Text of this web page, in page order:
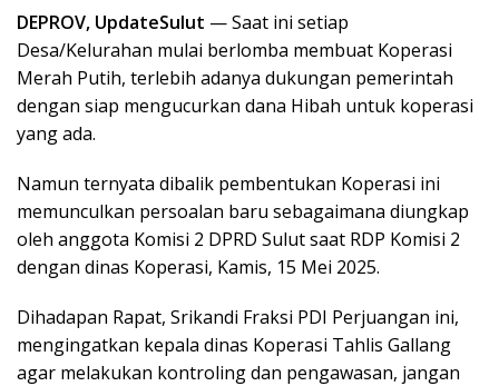
DEPROV, UpdateSulut — Saat ini setiap
Desa/Kelurahan mulai berlomba membuat Koperasi
Merah Putih, terlebih adanya dukungan pemerintah
dengan siap mengucurkan dana Hibah untuk koperasi
yang ada.
Namun ternyata dibalik pembentukan Koperasi ini
memunculkan persoalan baru sebagaimana diungkap
oleh anggota Komisi 2 DPRD Sulut saat RDP Komisi 2
dengan dinas Koperasi, Kamis, 15 Mei 2025.
Dihadapan Rapat, Srikandi Fraksi PDI Perjuangan ini,
mengingatkan kepala dinas Koperasi Tahlis Gallang
agar melakukan kontroling dan pengawasan, jangan